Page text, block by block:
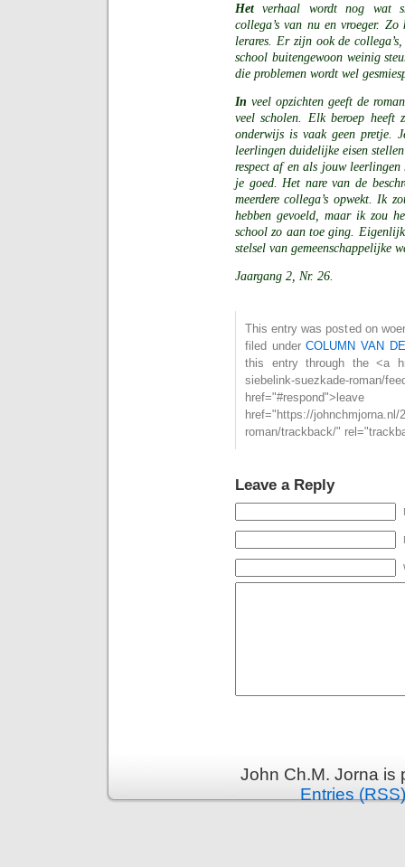
Hetverhaal wordt nog wat
collega’s van nu en vroeger.
lerares. Er zijn ook de
school buitengewoon weinig
die problemen wordt wel
Inveel opzichten geeft de
veel scholen. Elk beroep heeft
onderwijs is vaak geen pretje.
leerlingen duidelijke eisen
respect af en als jouw
je goed. Het nare van de
meerdere collega’s opwekt. Ik
hebben gevoeld, maar ik zou
school zo aan toe ging.
stelsel van gemeenschappelijke
Jaargang 2, Nr. 26.
This entry was posted on
filed underCOLUMN VAN
this entry through the <a
siebelink-suezkade-
href="https://johnchmjorna.nl/
roman/trackback/"
Leave a Reply
John Ch.M. Jorna
Entries (RSS)